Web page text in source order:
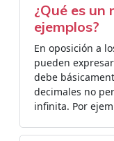
¿Qué es un
ejemplos?
En oposición a
pueden
debe
decimales no
infinita. Por